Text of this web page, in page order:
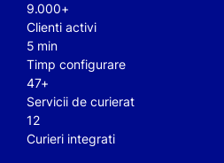
9.000+
Clienti activi
5 min
Timp configurare
47+
Servicii de curierat
12
Curieri integrati